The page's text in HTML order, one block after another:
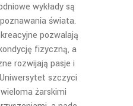
wykłady są
świata.
pozwalają
fizyczną, a
rozwijają pasje i
szczyci
żarskimi